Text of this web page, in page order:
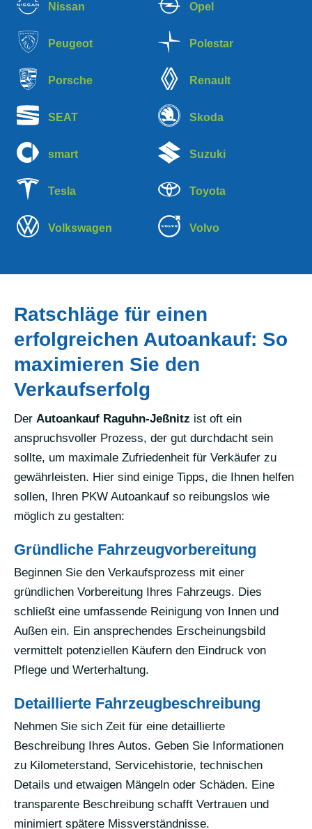
Nissan Opel
Peugeot Polestar
Porsche Renault
SEAT Skoda
smart Suzuki
Tesla Toyota
Volkswagen Volvo
Ratschläge für einen
erfolgreichen Autoankauf: So
maximieren Sie den
Verkaufserfolg
Der Autoankauf Raguhn-Jeßnitz ist oft ein
anspruchsvoller Prozess, der gut durchdacht sein
sollte, um maximale Zufriedenheit für Verkäufer zu
gewährleisten. Hier sind einige Tipps, die Ihnen helfen
sollen, Ihren PKW Autoankauf so reibungslos wie
möglich zu gestalten:
Gründliche Fahrzeugvorbereitung
Beginnen Sie den Verkaufsprozess mit einer
gründlichen Vorbereitung Ihres Fahrzeugs. Dies
schließt eine umfassende Reinigung von Innen und
Außen ein. Ein ansprechendes Erscheinungsbild
vermittelt potenziellen Käufern den Eindruck von
Pflege und Werterhaltung.
Detaillierte Fahrzeugbeschreibung
Nehmen Sie sich Zeit für eine detaillierte
Beschreibung Ihres Autos. Geben Sie Informationen
zu Kilometerstand, Servicehistorie, technischen
Details und etwaigen Mängeln oder Schäden. Eine
transparente Beschreibung schafft Vertrauen und
minimiert spätere Missverständnisse.